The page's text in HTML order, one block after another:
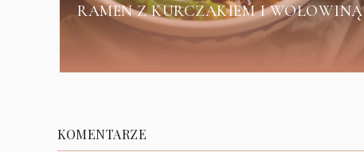
RAMEN Z KURCZAKIEM I WOŁOWINĄ
KOMENTARZE